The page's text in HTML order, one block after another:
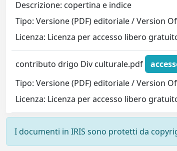
Descrizione: copertina e indice
Tipo: Versione (PDF) editoriale / Version
Licenza: Licenza per accesso libero
contributo drigo Div culturale.pdf
Tipo: Versione (PDF) editoriale / Version
Licenza: Licenza per accesso libero
I documenti in IRIS sono protetti da